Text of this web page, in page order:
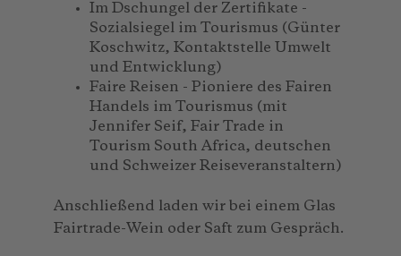
Im Dschungel der Zertifikate -
Sozialsiegel im Tourismus (Günter
Koschwitz, Kontaktstelle Umwelt
und Entwicklung)
Faire Reisen - Pioniere des Fairen
Handels im Tourismus (mit
Jennifer Seif, Fair Trade in
Tourism South Africa, deutschen
und Schweizer Reiseveranstaltern)
Anschließend laden wir bei einem Glas
Fairtrade-Wein oder Saft zum Gespräch.